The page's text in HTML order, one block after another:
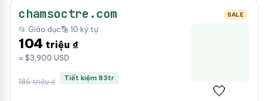
chamsoctre.com SALE
📂 Giáo dục🔡 10 ký tự
104 triệu ₫
≈ $3,900 USD
186 triệu ₫ Tiết kiệm 83tr
🤍